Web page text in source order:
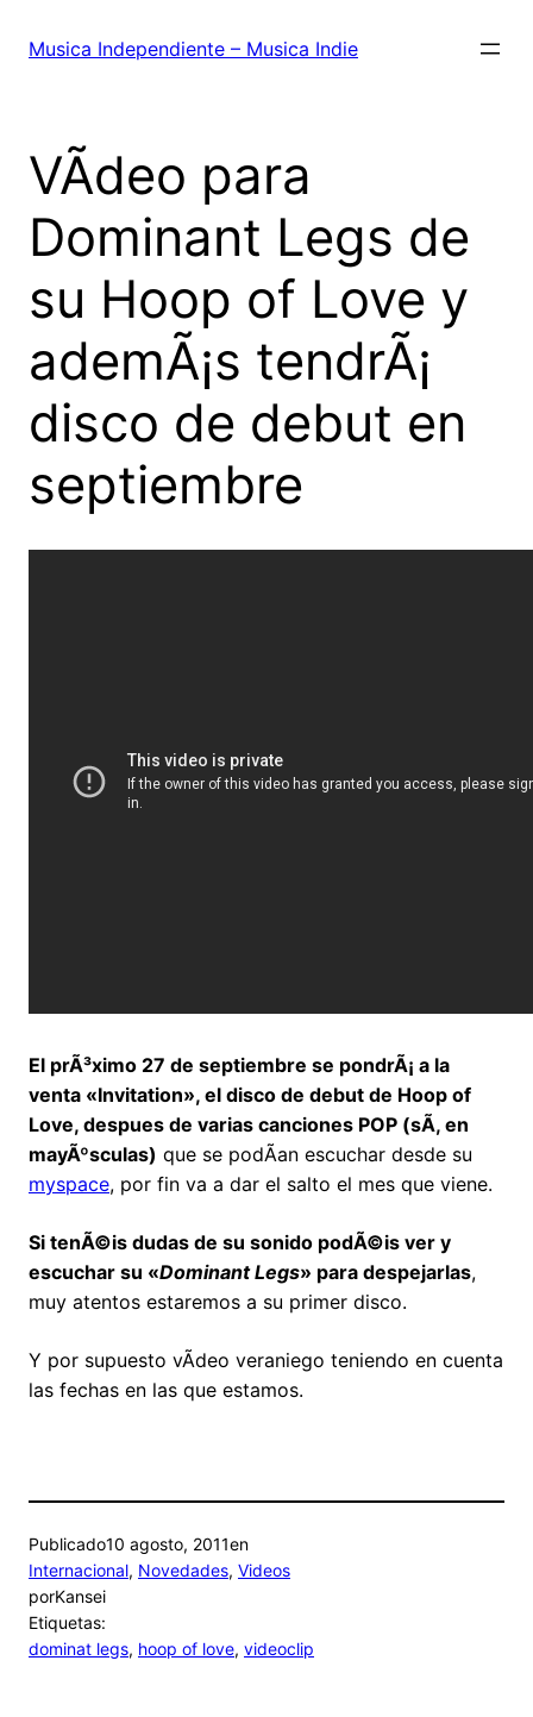
Musica Independiente – Musica Indie
VÃ­deo para
Dominant Legs de
su Hoop of Love y
ademÃ¡s tendrÃ¡
disco de debut en
septiembre
El prÃ³ximo 27 de septiembre se pondrÃ¡ a la
venta «Invitation», el disco de debut de Hoop of
Love, despues de varias canciones POP (sÃ­, en
mayÃºsculas) que se podÃ­an escuchar desde su
myspace, por fin va a dar el salto el mes que viene.
Si tenÃ©is dudas de su sonido podÃ©is ver y
escuchar su «Dominant Legs» para despejarlas,
muy atentos estaremos a su primer disco.
Y por supuesto vÃ­deo veraniego teniendo en cuenta
las fechas en las que estamos.
Publicado10 agosto, 2011en
Internacional, Novedades, Videos
porKansei
Etiquetas:
dominat legs, hoop of love, videoclip